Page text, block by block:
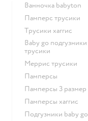
ванночка babyton
памперс трусики
трусики хаггис
baby go подгузники
трусики
меррис трусики
памперсы
памперсы 3 размер
памперсы хаггис
подгузники baby go